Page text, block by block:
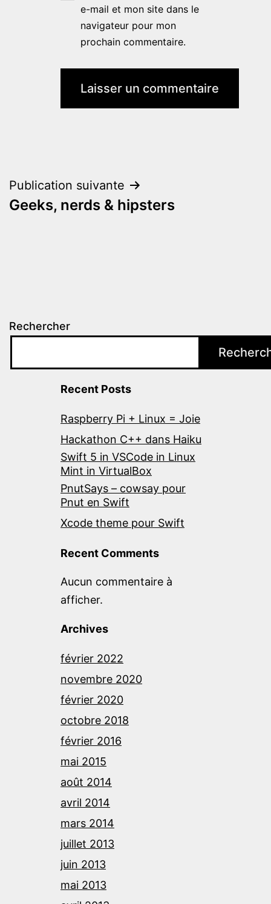
e-mail et mon site dans le
navigateur pour mon
prochain commentaire.
Navigation
de
Publication suivante
Geeks, nerds & hipsters
Rechercher
Recent Posts
Raspberry Pi + Linux = Joie
Hackathon C++ dans Haiku
Swift 5 in VSCode in Linux
Mint in VirtualBox
PnutSays – cowsay pour
Pnut en Swift
Xcode theme pour Swift
Recent Comments
Aucun commentaire à
afficher.
Archives
février 2022
novembre 2020
février 2020
octobre 2018
février 2016
mai 2015
août 2014
avril 2014
mars 2014
juillet 2013
juin 2013
mai 2013